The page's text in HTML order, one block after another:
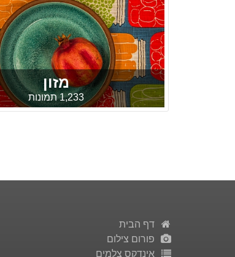
מזון
1,233 תמונות
דף הבית
פורום צילום
אינדקס צלמים